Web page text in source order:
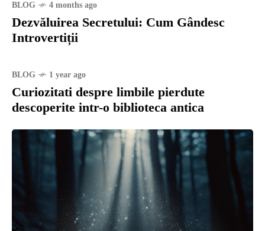
BLOG 4 months ago
Dezvăluirea Secretului: Cum Gândesc
Introvertiții
BLOG 1 year ago
Curiozitati despre limbile pierdute
descoperite intr-o biblioteca antica